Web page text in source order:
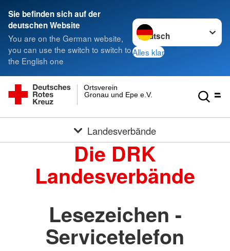
Sie befinden sich auf der
deutschen Website
You are on the German website,
you can use the switch to switch to
the English one
Sprache wechseln zu
Alles klar
Gronau und Epe e.V.
Ortsverein
Landesverbände
Die DRK
Landesverbände
Lesezeichen -
Servicetelefon